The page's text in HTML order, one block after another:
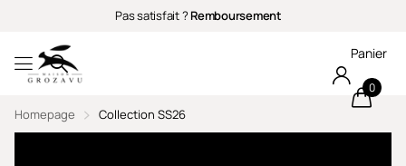
Pas satisfait ? Remboursement
Panier
0
Homepage Collection SS26